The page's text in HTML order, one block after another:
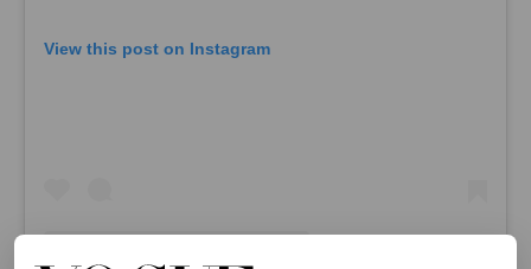
View this post on Instagram